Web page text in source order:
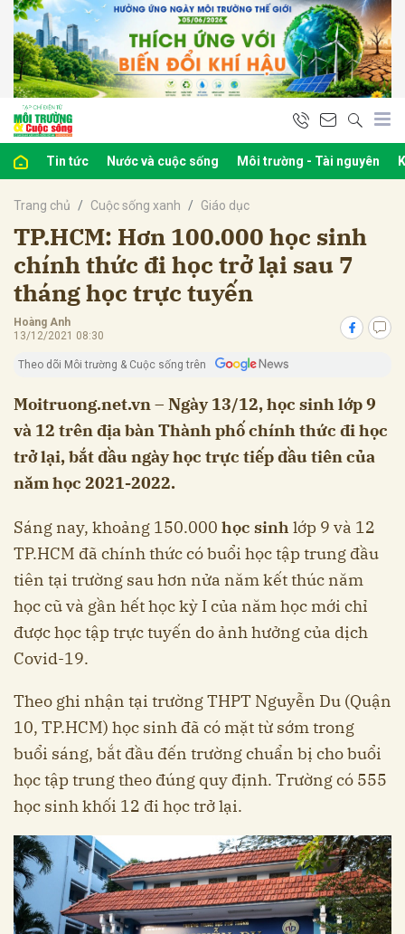
Tin tức Nước và cuộc sống Môi trường - Tài nguyên
Trang chủ Cuộc sống xanh Giáo dục
TP.HCM: Hơn 100.000 học sinh
chính thức đi học trở lại sau 7
tháng học trực tuyến
Hoàng Anh
13/12/2021 08:30
Theo dõi Môi trường & Cuộc sống trên
Moitruong.net.vn – Ngày 13/12, học sinh lớp 9
và 12 trên địa bàn Thành phố chính thức đi học
trở lại, bắt đầu ngày học trực tiếp đầu tiên của
năm học 2021-2022.
Sáng nay, khoảng 150.000 học sinh lớp 9 và 12
TP.HCM đã chính thức có buổi học tập trung đầu
tiên tại trường sau hơn nửa năm kết thúc năm
học cũ và gần hết học kỳ I của năm học mới chỉ
được học tập trực tuyến do ảnh hưởng của dịch
Covid-19.
Theo ghi nhận tại trường THPT Nguyễn Du (Quận
10, TP.HCM) học sinh đã có mặt từ sớm trong
buổi sáng, bắt đầu đến trường chuẩn bị cho buổi
học tập trung theo đúng quy định. Trường có 555
học sinh khối 12 đi học trở lại.
luận